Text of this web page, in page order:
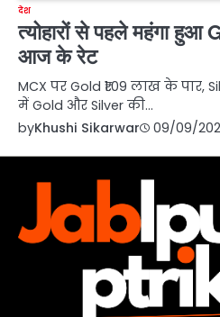
देश
त्योहारों से पहले महंगा
आज के रेट
MCX पर Gold ₹1.09 लाख के पार,
में Gold और Silver की…
byKhushi Sikarwar 09/09/